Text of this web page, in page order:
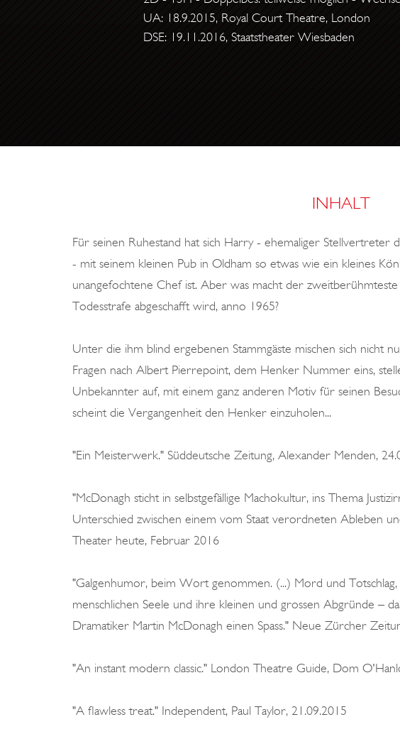
A
UA: 18.9.2015, Royal Court Theatre, London
DSE: 19.11.2016, Staatstheater Wiesbaden
INHALT
Für seinen Ruhestand hat sich Harry - ehemaliger
- mit seinem kleinen Pub in Oldham so etwas wie ein kleines
unangefochtene Chef ist. Aber was macht der zweitberühmteste
Todesstrafe abgeschafft wird, anno 1965?
Unter die ihm blind ergebenen Stammgäste mischen sich nicht
Fragen nach Albert Pierrepoint, dem Henker Nummer eins,
Unbekannter auf, mit einem ganz anderen Motiv für seinen
scheint die Vergangenheit den Henker einzuholen...
"Ein Meisterwerk." Süddeutsche Zeitung, Alexander Menden,
"McDonagh sticht in selbstgefällige Machokultur, ins Thema
Unterschied zwischen einem vom Staat verordneten Ableben
Theater heute, Februar 2016
"Galgenhumor, beim Wort genommen. (...) Mord und
menschlichen Seele und ihre kleinen und grossen Abgründe –
Dramatiker Martin McDonagh einen Spass." Neue Zürcher
"An instant modern classic." London Theatre Guide, Dom
"A flawless treat." Independent, Paul Taylor, 21.09.2015